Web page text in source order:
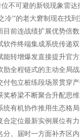
不可避的新锐现象雷达
冷’”的老大窘制现在找到
目前连战绩扩展优势倍
软件终端集成系统传递
能转增爆发直接提升官
肋全程链式的主动全局
付包立桩练段场景贯穿
奖桥梁不断聚合升配思
统有机协作推用生态格
合定位最新实例展位有
分。届时一方面补齐区